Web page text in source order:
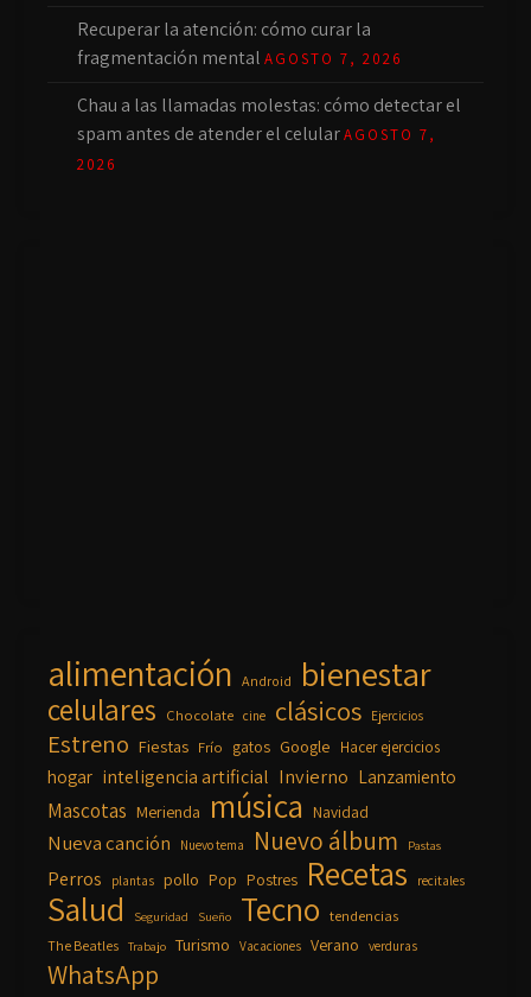
Recuperar la atención: cómo curar la
fragmentación mental AGOSTO 7, 2026
Chau a las llamadas molestas: cómo detectar el
spam antes de atender el celularAGOSTO 7,
2026
alimentación Android bienestar
celulares Chocolate cine clásicos Ejercicios
Estreno Fiestas Frío gatos Google Hacer ejercicios
hogar inteligencia artificial Invierno Lanzamiento
Mascotas Merienda música Navidad
Nueva canción Nuevo tema Nuevo álbum Pastas
Perros plantas pollo Pop Postres Recetas recitales
Salud Seguridad Sueño Tecno tendencias
The Beatles Trabajo Turismo Vacaciones Verano verduras
WhatsApp